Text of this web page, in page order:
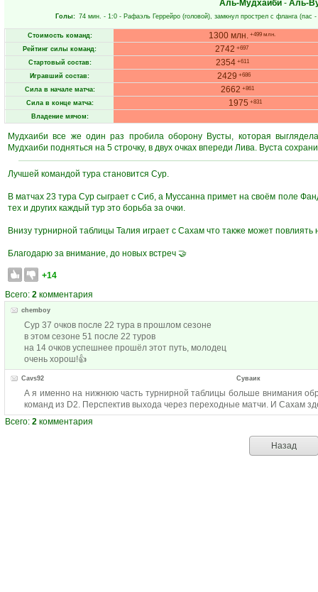
Аль-Мудхаиби- Аль-
Голы: 74 мин. - 1:0 - Рафаэль Геррейро (головой), замкнул прострел с фланга (пас -
Стоимость команд: 1300 млн. +499 млн.
Рейтинг силы команд: 2742 +697
Стартовый состав: 2354 +611
Игравший состав: 2429 +686
Сила в начале матча: 2662 +861
Сила в конце матча: 1975 +831
Владение мячом:
Мудхаиби все же один раз пробила оборону Вусты, которая
Мудхаиби подняться на 5 строчку, в двух очках впереди Лива. Вуста
Лучшей командой тура становится Сур.
В матчах 23 тура Сур сыграет с Сиб, а Муссанна примет на своём поле
тех и других каждый тур это борьба за очки.
Внизу турнирной таблицы Талия играет с Сахам что также может повлиять
Благодарю за внимание, до новых встреч 🤝
+14
Всего: 2 комментария
chemboy
Сур 37 очков после 22 тура в прошлом сезоне
в этом сезоне 51 после 22 туров
на 14 очков успешнее прошёл этот путь, молодец
очень хорош!👍
Cavs92 Суваик
А я именно на нижнюю часть турнирной таблицы больше внимания
команд из D2. Перспектив выхода через переходные матчи. И Сахам
Всего: 2 комментария
Назад